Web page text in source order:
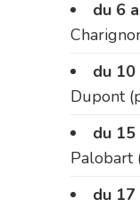
du 6
du
Dupont
du
Palobart
du